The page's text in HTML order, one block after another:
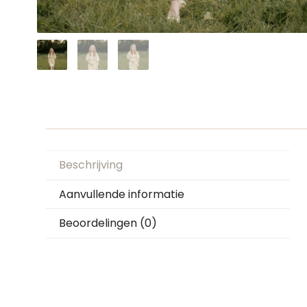
Beschrijving
Aanvullende informatie
Beoordelingen (0)